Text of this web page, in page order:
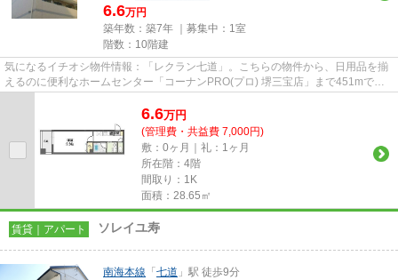
6.6万円
築年数：築7年 ｜募集中： 1室
階数：10階建
気になるイチオシ物件情報：「レクラン七道」。こちらの物件から、日用品を揃
えるのに便利なホームセンター「コーナンPRO(プロ) 堺三宝店」まで451mで
6.6万円
(管理費・共益費 7,000円)
敷：0ヶ月｜礼：1ヶ月
所在階：4階
間取り：1K
面積：28.65㎡
賃貸｜アパート ソレイユ寿
南海本線 「 七道 」駅 徒歩9分